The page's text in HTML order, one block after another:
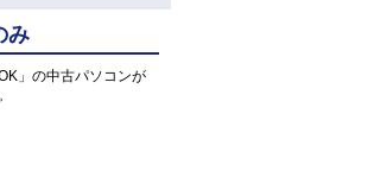
み
」の中古パソコンが